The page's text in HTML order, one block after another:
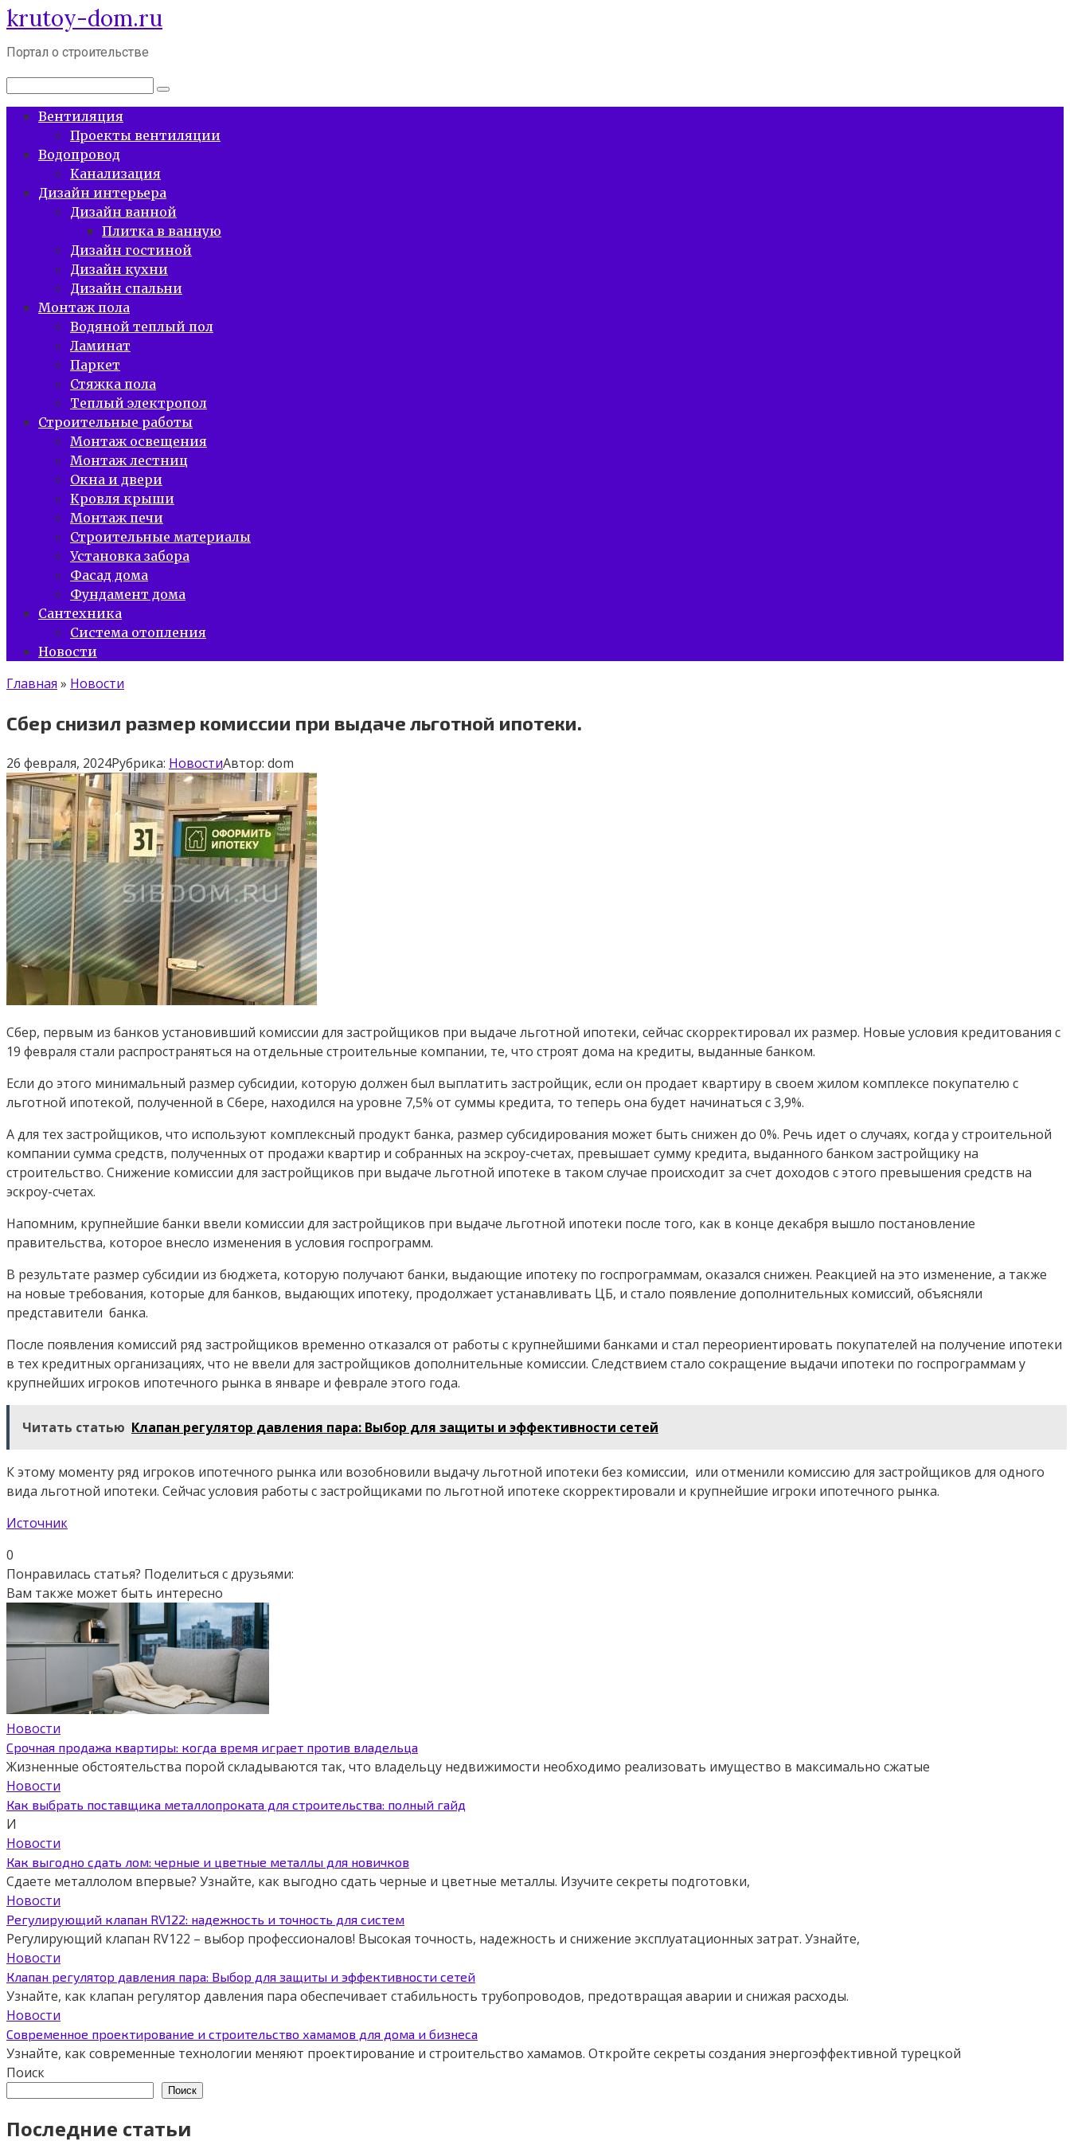
Перейти
к
контенту
krutoy-dom.ru
Портал о строительстве
Поиск:
Вентиляция
Проекты вентиляции
Водопровод
Канализация
Дизайн интерьера
Дизайн ванной
Плитка в ванную
Дизайн гостиной
Дизайн кухни
Дизайн спальни
Монтаж пола
Водяной теплый пол
Ламинат
Паркет
Стяжка пола
Теплый электропол
Строительные работы
Монтаж освещения
Монтаж лестниц
Окна и двери
Кровля крыши
Монтаж печи
Строительные материалы
Установка забора
Фасад дома
Фундамент дома
Сантехника
Система отопления
Новости
Главная » Новости
Сбер снизил размер комиссии при выдаче льготной ипотеки.
26 февраля, 2024Рубрика: НовостиАвтор: dom
Сбер, первым из банков установивший комиссии для застройщиков при выдаче льготной ипотеки, сейчас скорректировал их размер. Новые условия кредитования с
19 февраля стали распространяться на отдельные строительные компании, те, что строят дома на кредиты, выданные банком.
Если до этого минимальный размер субсидии, которую должен был выплатить застройщик, если он продает квартиру в своем жилом комплексе покупателю с
льготной ипотекой, полученной в Сбере, находился на уровне 7,5% от суммы кредита, то теперь она будет начинаться с 3,9%.
А для тех застройщиков, что используют комплексный продукт банка, размер субсидирования может быть снижен до 0%. Речь идет о случаях, когда у строительной
компании сумма средств, полученных от продажи квартир и собранных на эскроу-счетах, превышает сумму кредита, выданного банком застройщику на
строительство. Снижение комиссии для застройщиков при выдаче льготной ипотеке в таком случае происходит за счет доходов с этого превышения средств на
эскроу-счетах.
Напомним, крупнейшие банки ввели комиссии для застройщиков при выдаче льготной ипотеки после того, как в конце декабря вышло постановление
правительства, которое внесло изменения в условия госпрограмм.
В результате размер субсидии из бюджета, которую получают банки, выдающие ипотеку по госпрограммам, оказался снижен. Реакцией на это изменение, а также
на новые требования, которые для банков, выдающих ипотеку, продолжает устанавливать ЦБ, и стало появление дополнительных комиссий, объясняли
представители банка.
После появления комиссий ряд застройщиков временно отказался от работы с крупнейшими банками и стал переориентировать покупателей на получение ипотеки
в тех кредитных организациях, что не ввели для застройщиков дополнительные комиссии. Следствием стало сокращение выдачи ипотеки по госпрограммам у
крупнейших игроков ипотечного рынка в январе и феврале этого года.
Читать статью Клапан регулятор давления пара: Выбор для защиты и эффективности сетей
К этому моменту ряд игроков ипотечного рынка или возобновили выдачу льготной ипотеки без комиссии, или отменили комиссию для застройщиков для одного
вида льготной ипотеки. Сейчас условия работы с застройщиками по льготной ипотеке скорректировали и крупнейшие игроки ипотечного рынка.
Источник
0
Понравилась статья? Поделиться с друзьями:
Вам также может быть интересно
Новости
Срочная продажа квартиры: когда время играет против владельца
Жизненные обстоятельства порой складываются так, что владельцу недвижимости необходимо реализовать имущество в максимально сжатые
Новости
Как выбрать поставщика металлопроката для строительства: полный гайд
И
Новости
Как выгодно сдать лом: черные и цветные металлы для новичков
Сдаете металлолом впервые? Узнайте, как выгодно сдать черные и цветные металлы. Изучите секреты подготовки,
Новости
Регулирующий клапан RV122: надежность и точность для систем
Регулирующий клапан RV122 – выбор профессионалов! Высокая точность, надежность и снижение эксплуатационных затрат. Узнайте,
Новости
Клапан регулятор давления пара: Выбор для защиты и эффективности сетей
Узнайте, как клапан регулятор давления пара обеспечивает стабильность трубопроводов, предотвращая аварии и снижая расходы.
Новости
Современное проектирование и строительство хамамов для дома и бизнеса
Узнайте, как современные технологии меняют проектирование и строительство хамамов. Откройте секреты создания энергоэффективной турецкой
Поиск
Поиск
Последние статьи